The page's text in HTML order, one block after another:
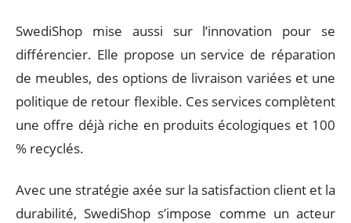
SwediShop mise aussi sur l’innovation pour se
différencier. Elle propose un service de réparation
de meubles, des options de livraison variées et une
politique de retour flexible. Ces services complètent
une offre déjà riche en produits écologiques et 100
% recyclés.
Avec une stratégie axée sur la satisfaction client et la
durabilité, SwediShop s’impose comme un acteur